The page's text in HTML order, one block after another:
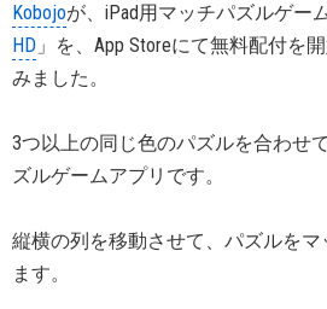
Kobojoが、iPad用マッチパズルゲー
HD 」を、App Storeにて無料配付を
みました。
3つ以上の同じ色のパズルを合わせ
ズルゲームアプリです。
縦横の列を移動させて、パズルをマ
ます。